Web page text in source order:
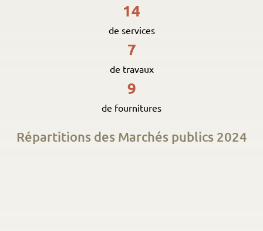
de services
14
de travaux
7
de fournitures
9
Répartitions des Marchés publics 2024